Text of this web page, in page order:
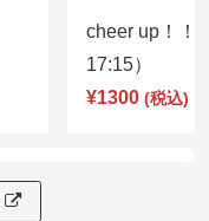
cheer up！
17:15）
¥1300 (税込)